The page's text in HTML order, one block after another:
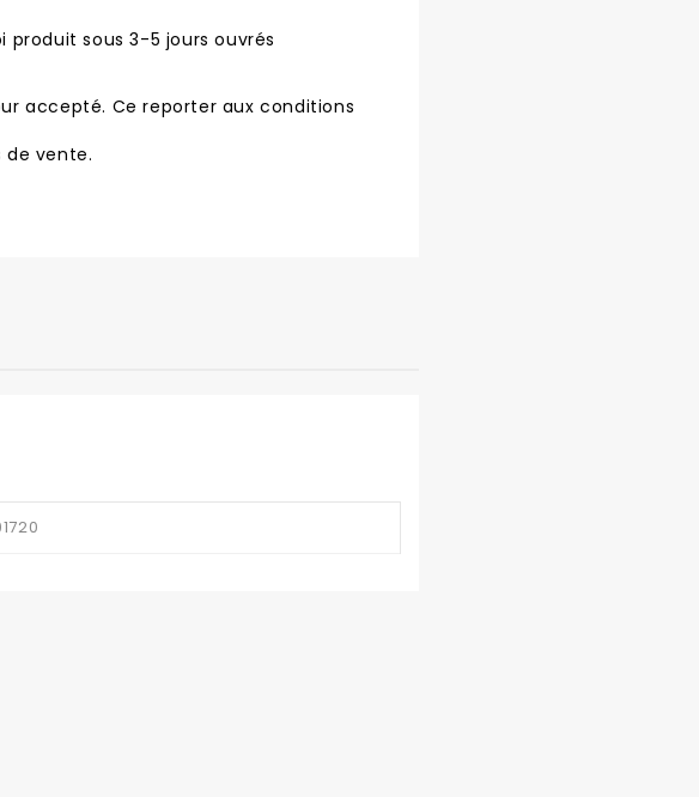
produit sous 3-5 jours ouvrés
accepté. Ce reporter aux conditions
de vente.